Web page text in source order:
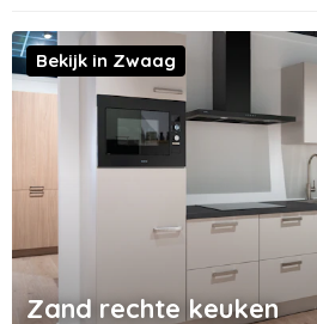
Zand rechte keuken
Bekijk in Zwaag